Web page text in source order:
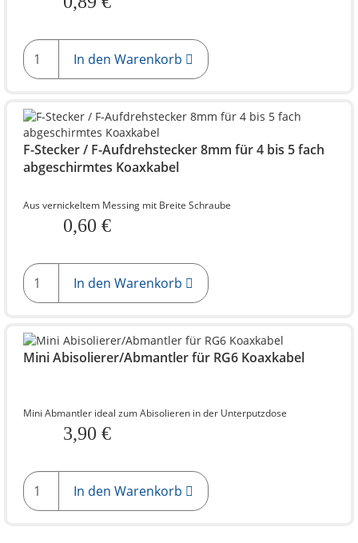
In den Warenkorb
F-Stecker / F-Aufdrehstecker 8mm für 4 bis 5 fach
abgeschirmtes Koaxkabel
Aus vernickeltem Messing mit Breite Schraube
0,60 €
In den Warenkorb
Mini Abisolierer/Abmantler für RG6 Koaxkabel
Mini Abmantler ideal zum Abisolieren in der Unterputzdose
3,90 €
In den Warenkorb